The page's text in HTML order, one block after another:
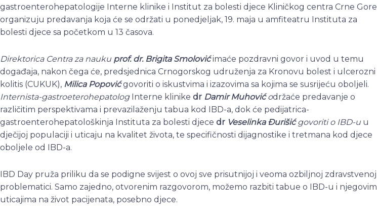
gastroenterohepatologije Interne klinike i Institut za bolesti djece Kliničkog centra Crne Gore
organizuju predavanja koja će se održati u ponedjeljak, 19. maja u amfiteatru Instituta za
bolesti djece sa početkom u 13 časova.
Direktorica Centra za nauku prof. dr. Brigita Smolovićimaće pozdravni govor i uvod u temu
događaja, nakon čega će, predsjednica Crnogorskog udruženja za Kronovu bolest i ulcerozni
kolitis (CUKUK), Milica Popovićgovoriti o iskustvima i izazovima sa kojima se susrijeću oboljeli.
Internista-gastroeterohepatolog Interne klinike dr Damir Muhovićodržaće predavanje o
različitim perspektivama i prevazilaženju tabua kod IBD-a, dok će pedijatrica-
gastroenterohepatološkinja Instituta za bolesti djece dr Veselinka Đurišićgovoriti o IBD-u u
dječijoj populaciji i uticaju na kvalitet života, te specifičnosti dijagnostike i tretmana kod djece
oboljele od IBD-a.
IBD Day pruža priliku da se podigne svijest o ovoj sve prisutnijoj i veoma ozbiljnoj zdravstvenoj
problematici. Samo zajedno, otvorenim razgovorom, možemo razbiti tabue o IBD-u i njegovim
uticajima na život pacijenata, posebno djece.